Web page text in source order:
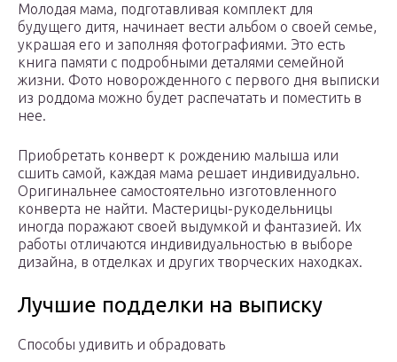
Молодая мама, подготавливая комплект для
будущего дитя, начинает вести альбом о своей семье,
украшая его и заполняя фотографиями. Это есть
книга памяти с подробными деталями семейной
жизни. Фото новорожденного с первого дня выписки
из роддома можно будет распечатать и поместить в
нее.
Приобретать конверт к рождению малыша или
сшить самой, каждая мама решает индивидуально.
Оригинальнее самостоятельно изготовленного
конверта не найти. Мастерицы-рукодельницы
иногда поражают своей выдумкой и фантазией. Их
работы отличаются индивидуальностью в выборе
дизайна, в отделках и других творческих находках.
Лучшие подделки на выписку
Способы удивить и обрадовать